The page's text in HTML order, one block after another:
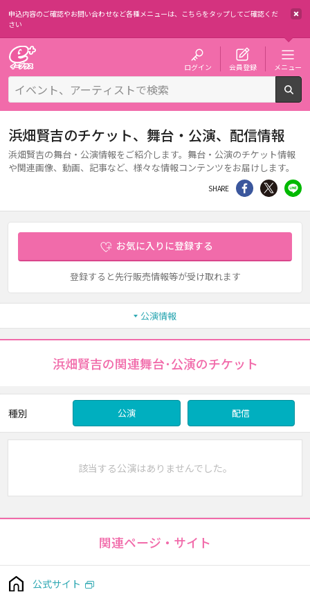
申込内容のご確認やお問い合わせなど各種メニューは、 こちらをタップしてご確認くだ
さい
ログイン 会員登録 メニュー
浜畑賢吉のチケット、舞台・公演、配信情報
浜畑賢吉の舞台・公演情報をご紹介します。舞台・公演のチケット情報
や関連画像、動画、記事など、様々な情報コンテンツをお届けします。
SHARE シェア Twitter
お気に入りに登録する
登録すると先行販売情報等が受け取れます
公演情報
浜畑賢吉の関連舞台･公演のチケット
種別 公演 配信
該当する公演はありませんでした。
関連ページ・サイト
公式サイト